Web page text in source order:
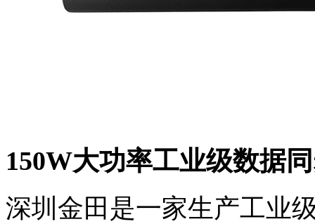
150W大功率工业级数据
深圳金田是一家生产工业